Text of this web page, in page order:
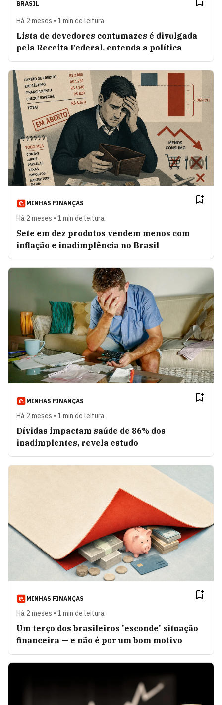
BRASIL
Há 2 meses • 1 min de leitura
Lista de devedores contumazes é divulgada
pela Receita Federal, entenda a política
MINHAS FINANÇAS
Há 2 meses • 1 min de leitura
Sete em dez produtos vendem menos com
inflação e inadimplência no Brasil
MINHAS FINANÇAS
Há 2 meses • 1 min de leitura
Dívidas impactam saúde de 86% dos
inadimplentes, revela estudo
MINHAS FINANÇAS
Há 2 meses • 1 min de leitura
Um terço dos brasileiros 'esconde' situação
financeira — e não é por um bom motivo